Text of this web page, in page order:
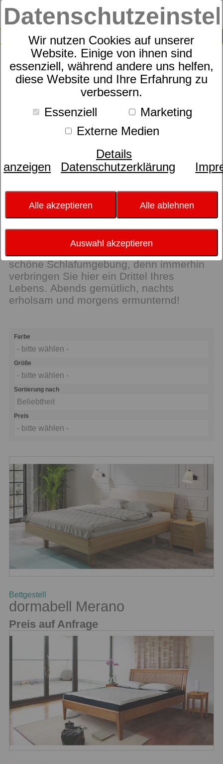
Wir nutzen Cookies auf unserer
Website. Einige von ihnen sind
essenziell, während andere uns helfen,
diese Website und Ihre Erfahrung zu
verbessern.
Essenziell
Marketing
Externe Medien
Details
anzeigen
Datenschutzerklärung
Alle akzeptieren Alle ablehnen
Auswahl akzeptieren
SUCHE
0
Produkte Schlafraummöbel
dormabell Bett-
Collection
Produkte
dormabell Bett-
Collection
Schöner schlafen mit vielen attraktiven
Lebensgewohnheiten bringen es mit sich,
dass das Schlafzimmer heute nicht nur
Grund wandelt sich auch der Anspruch an
die Wertigkeit des Bettes. dormabell
Betten gibt es in unterschiedlichen
Ausführungen: z.B. Designbetten,
Seniorenbetten, moderne
Massivholzbetten. Gönnen Sie sich eine
schöne Schlafumgebung, denn immerhin
verbringen Sie hier ein Drittel Ihres
Lebens. Abends gemütlich, nachts
erholsam und morgens ermunternd!
Farbe
- bitte wählen -
Größe
- bitte wählen -
Sortierung nach
Beliebtheit
Preis
- bitte wählen -
Bettgestell
dormabell Merano
Preis auf Anfrage